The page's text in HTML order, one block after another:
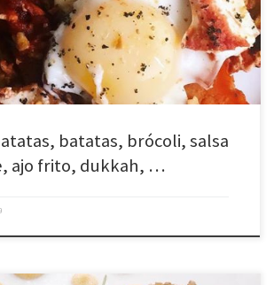
batatas, brócoli, salsa
ajo frito, dukkah, …